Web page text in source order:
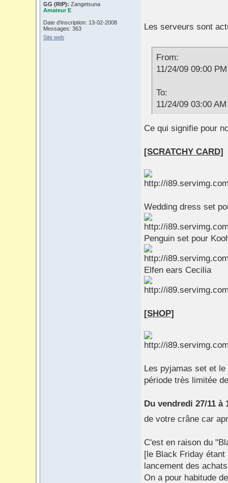
GG (RIP): Zangetsuna
Amateur E
Date d'inscription: 13-02-2008
Messages: 363
Site web
Les serveurs sont
From:
11/24/09 09:00
To:
11/24/09 03:00
Ce qui signifie pour
[SCRATCHY CARD]
Wedding dress set
Penguin set pour
Elfen ears Cecilia
[SHOP]
Les pyjamas set et
période très limitée
Du vendredi 27/11 à
de votre crâne car
C'est en raison du
[le Black Friday
lancement des
On a pour habitude